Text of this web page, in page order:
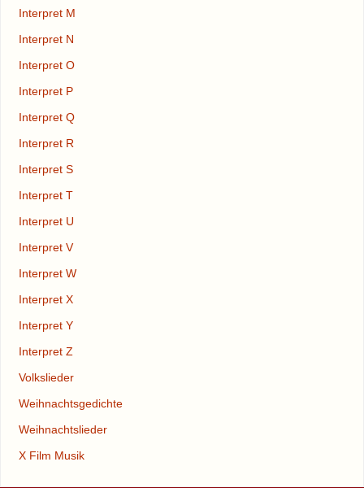
Interpret M
Interpret N
Interpret O
Interpret P
Interpret Q
Interpret R
Interpret S
Interpret T
Interpret U
Interpret V
Interpret W
Interpret X
Interpret Y
Interpret Z
Volkslieder
Weihnachtsgedichte
Weihnachtslieder
X Film Musik